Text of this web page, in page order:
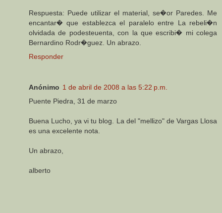
Respuesta: Puede utilizar el material, se�or Paredes. Me
encantar� que establezca el paralelo entre La rebeli�n
olvidada de podesteuenta, con la que escribi� mi colega
Bernardino Rodr�guez. Un abrazo.
Responder
Anónimo 1 de abril de 2008 a las 5:22 p.m.
Puente Piedra, 31 de marzo
Buena Lucho, ya vi tu blog. La del "mellizo" de Vargas Llosa
es una excelente nota.
Un abrazo,
alberto